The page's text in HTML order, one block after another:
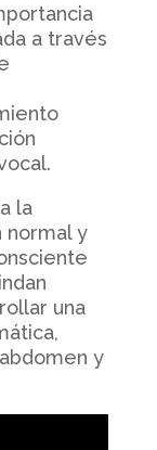
a través
la
normal y
una
y